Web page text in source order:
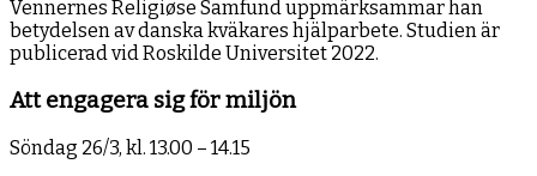
Vennernes Religiøse Samfund uppmärksammar han
betydelsen av danska kväkares hjälparbete. Studien är
publicerad vid Roskilde Universitet 2022.
Att engagera sig för miljön
Söndag 26/3, kl. 13.00 – 14.15